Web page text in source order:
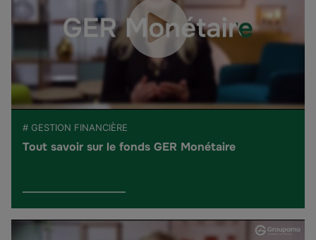
# GESTION FINANCIÈRE
Tout savoir sur le fonds GER Monétaire